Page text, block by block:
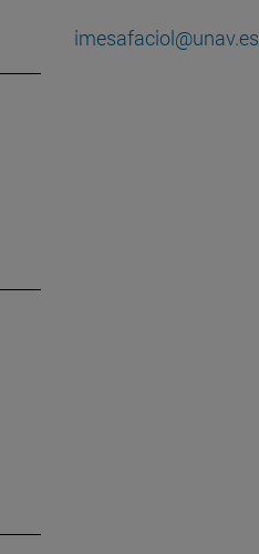
imesafaciol@unav.es